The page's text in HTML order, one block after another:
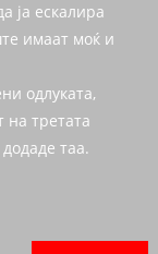
ја ескалира
имаат моќ и
одлуката,
на третата
таа.